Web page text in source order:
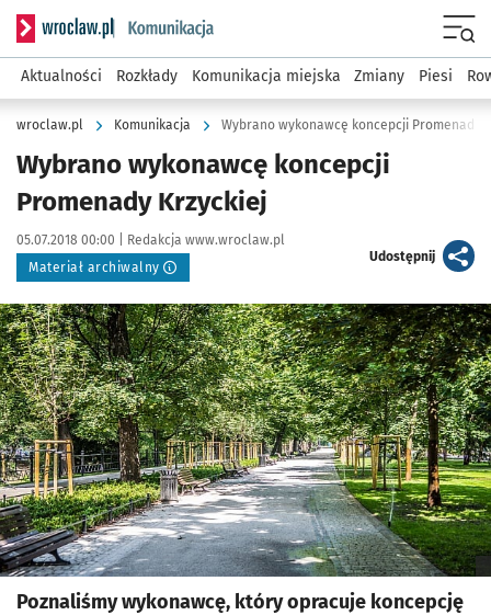
Serwis informacyjny wroclaw.pl podserwis: Komunikacja
Aktualności Rozkłady Komunikacja miejska Zmiany Piesi
wroclaw.pl Komunikacja Wybrano wykonawcę koncepcji Promenady
Wybrano wykonawcę koncepcji
Promenady Krzyckiej
Data publikacji:
05.07.2018 00:00 | Autor:
Redakcja www.wroclaw.pl
Materiał archiwalny
Udostępnijartykuł
Kliknij, aby powiększyć
Poznaliśmy wykonawcę, który opracuje koncepcję